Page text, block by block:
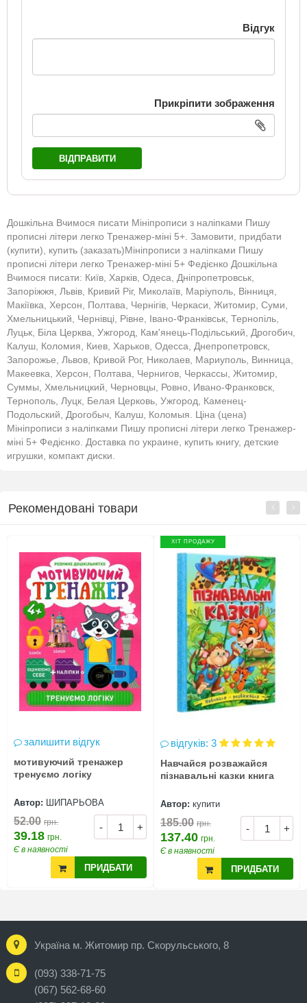
Відгук
Прикріпити зображення
ВІДПРАВИТИ
Дошкільна Вчимося писати Мініпрописи з наліпками Пишу
прописні літери легко Тренажер-міні 5+. Замовити, придбати
(купити), купить (заказать)Мініпрописи з наліпками Пишу
прописні літери легко Тренажер-міні 5+ Федієнко Дошкільна
Вчимося писати: Київ, Харків, Одеса, Дніпропетровськ,
Запоріжжя, Львів, Кривий Ріг, Миколаїв, Маріуполь, Вінниця,
Макіївка, Херсон, Полтава, Чернігів, Черкаси, Житомир, Суми,
Хмельницький, Чернівці, Рівне, Івано-Франківськ, Тернопіль,
Луцьк, Біла Церква, Ужгород, Кам'янець-Подільський, Дрогобич,
Калуш, Коломия, Киев, Харьков, Одесса, Днепропетровск,
Запорожье, Львов, Кривой Рог, Николаев, Мариуполь, Винница,
Макеевка, Херсон, Полтава, Чернигов, Черкассы, Житомир,
Суммы, Хмельницкий, Черновцы, Ровно, Ивано-Франковск,
Тернополь, Луцк, Белая Церковь, Ужгород, Каменец-
Подольский, Дрогобыч, Калуш, Коломыя. Ціна (цена)
Мініпрописи з наліпками Пишу прописні літери легко Тренажер-
міні 5+ Федієнко. Доставка по украине, купить книгу, детские
игрушки, компакт диски.
Рекомендовані товари
залишити відгук
мотивуючий тренажер
тренуємо логіку
Автор: ШИПАРЬОВА
- +
52.00 грн.
39.18 грн.
Є в наявності
ПРИДБАТИ
ХІТ ПРОДАЖУ
відгуків: 3
Навчайся розважайся
пізнавальні казки книга
Автор: купити
- +
185.00 грн.
137.40 грн.
Є в наявності
ПРИДБАТИ
Україна м. Житомир пр. Скорульського, 8
(093) 338-71-75
(067) 562-68-60